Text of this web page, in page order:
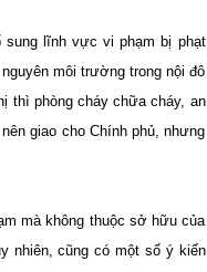
sung lĩnh vực vi phạm bị phạt
môi trường trong nội đô
thì phòng cháy chữa cháy, an
giao cho Chính phủ, nhưng
mà không thuộc sở hữu của
nhiên,cũng có một số ý kiến